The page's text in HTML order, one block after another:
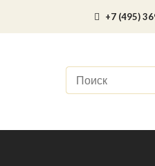
+7 (495)